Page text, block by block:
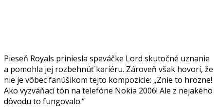
Pieseň Royals priniesla speváčke Lord skutočné uznanie
a pomohla jej rozbehnúť kariéru. Zároveň však hovorí, že
nie je vôbec fanúšikom tejto kompozície: „Znie to hrozne!
Ako vyzváňací tón na telefóne Nokia 2006! Ale z nejakého
dôvodu to fungovalo.“